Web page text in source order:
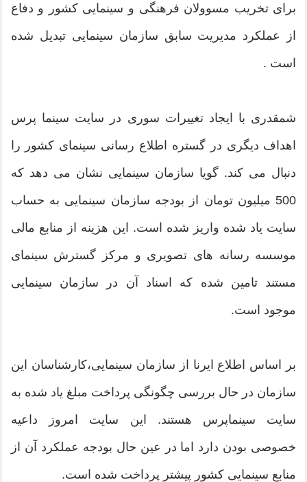
برای تخریب مسوولان فرهنگی و سینمایی کشور و دفاع
از عملکرد مدیریت سابق سازمان سینمایی تبدیل شده
است .
شمقدری با ایجاد تغییرات سوری در سایت سینما پرس
اهداف دیگری در گستره اطلاع رسانی سینمای کشور را
دنبال می کند. گویا سازمان سینمایی نشان می دهد که
500 میلیون تومان از بودجه سازمان سینمایی به حساب
سایت یاد شده واریز شده است. این هزینه از منابع مالی
موسسه رسانه های تصویری و مرکز گسترش سینمای
مستند تامین شده که اسناد آن در سازمان سینمایی
موجود است.
بر اساس اطلاع ایرنا از سازمان سینمایی،کارشناسان این
سازمان در حال بررسی چگونگی پرداخت مبلغ یاد شده به
سایت سینماپرس هستند. این سایت امروز داعیه
خصوصی بودن دارد اما در عین حال بودجه عملکرد آن از
منابع سینمایی کشور پیشتر پرداخت شده است.